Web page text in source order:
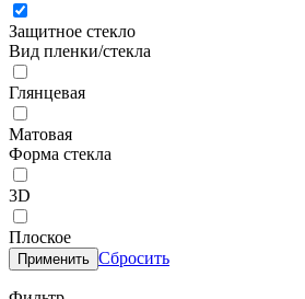
Защитное стекло
Вид пленки/стекла
Глянцевая
Матовая
Форма стекла
3D
Плоское
Применить Сбросить